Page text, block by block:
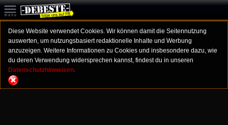
Diese Website verwendet Cookies. Wir können damit die Seitennutzung
auswerten, um nutzungsbasiert redaktionelle Inhalte und Werbung
anzuzeigen. Weitere Informationen zu Cookies und insbesondere dazu, wie
du deren Verwendung widersprechen kannst, findest du in unseren
Datenschutzhinweisen.